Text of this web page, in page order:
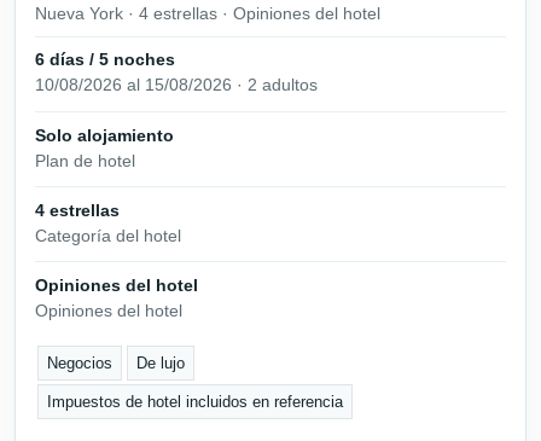
Nueva York · 4 estrellas · Opiniones del hotel
6 días / 5 noches
10/08/2026 al 15/08/2026 · 2 adultos
Solo alojamiento
Plan de hotel
4 estrellas
Categoría del hotel
Opiniones del hotel
Opiniones del hotel
Negocios De lujo
Impuestos de hotel incluidos en referencia